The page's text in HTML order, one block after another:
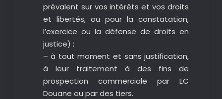
prévalent sur vos intérêts et vos droits
et libertés, ou pour la constatation,
l’exercice ou la défense de droits en
justice) ;
– à tout moment et sans justification,
à leur traitement à des fins de
prospection commerciale par EC
Douane ou par des tiers.